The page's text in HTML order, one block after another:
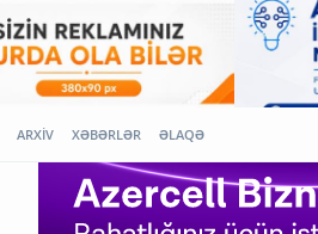
ARXİV XƏBƏRLƏR ƏLAQƏ